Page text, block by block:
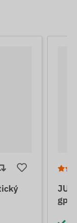
gps